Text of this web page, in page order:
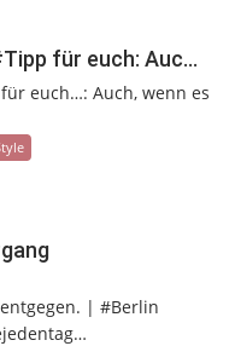
für euch: Auc…
euch…: Auch, wenn es
| #Berlin